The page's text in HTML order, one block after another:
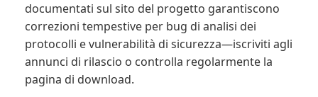
documentati sul sito del progetto garantiscono
correzioni tempestive per bug di analisi dei
protocolli e vulnerabilità di sicurezza—iscriviti agli
annunci di rilascio o controlla regolarmente la
pagina di download.